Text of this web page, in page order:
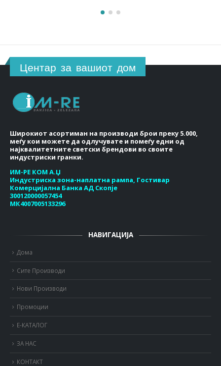
Центар за вашиот дом
Широкиот асортиман на производи брои преку 5.000,
меѓу кои можете да одлучувате и помеѓу едни од
најквалитетните светски брендови во своите
индустриски гранки.
ИМ-РЕ КОМ А.Џ
Индустриска зона-наплатна рампа, Гостивар
Комерцијална Банка АД Скопје
300120000057454
МК4007005133296
НАВИГАЦИЈА
Дома
Сите Производи
Нови Производи
Промоции
Е-КАТАЛОГ
ЗА НАС
КОНТАКТ